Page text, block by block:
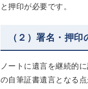
と押印が必要です。
（２）署名・押
ノートに遺言を継続的
の自筆証書遺言となる点